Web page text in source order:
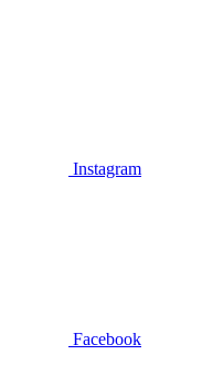
Instagram
Facebook